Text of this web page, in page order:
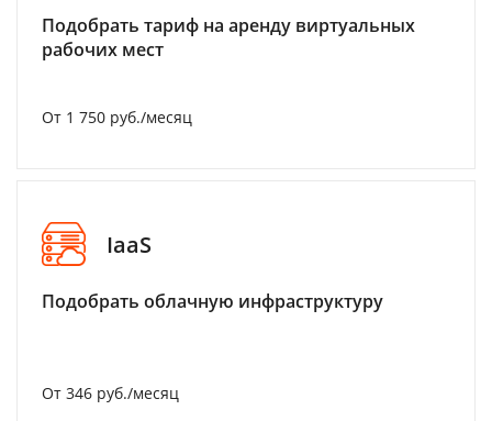
Подобрать тариф на аренду виртуальных
рабочих мест
От 1 750 руб./месяц
IaaS
Подобрать облачную инфраструктуру
От 346 руб./месяц